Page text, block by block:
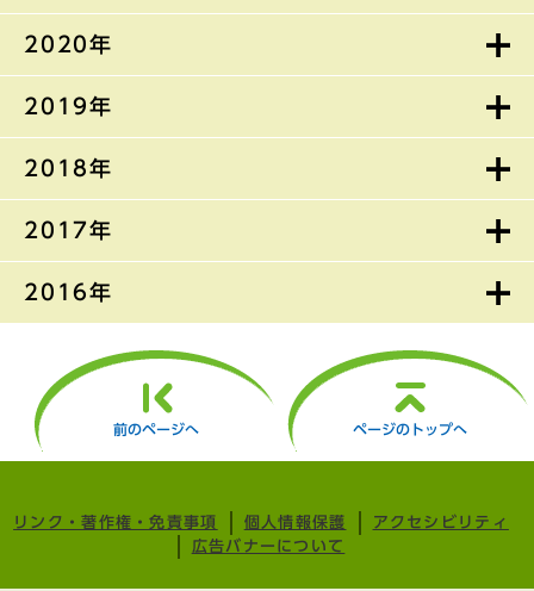
2020年
2019年
2018年
2017年
2016年
前のページへ ページのトップへ
リンク・著作権・免責事項 個人情報保護
アクセシビリティ
広告バナーについて